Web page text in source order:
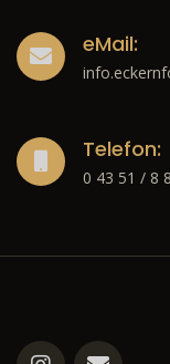
eMail:
Telefon:
0 43 51 / 8